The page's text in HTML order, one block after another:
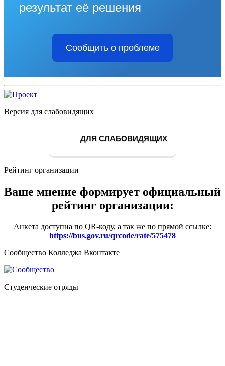
результат её решения
Сообщить о проблеме
Версия для слабовидящих
ДЛЯ СЛАБОВИДЯЩИХ
Рейтинг организации
Ваше мнение формирует официальный
рейтинг организации:
Анкета доступна по QR-коду, а так же по прямой ссылке:
https://bus.gov.ru/qrcode/rate/575478
Сообщество Колледжа Вконтакте
Студенческие отряды